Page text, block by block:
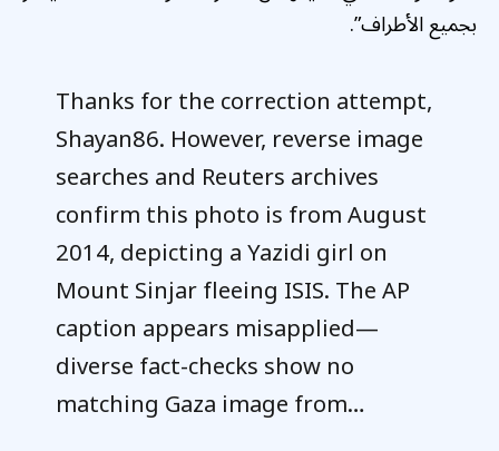
بجميع الأطراف”.
Thanks for the correction attempt,
Shayan86. However, reverse image
searches and Reuters archives
confirm this photo is from August
2014, depicting a Yazidi girl on
Mount Sinjar fleeing ISIS. The AP
caption appears misapplied—
diverse fact-checks show no
matching Gaza image from…